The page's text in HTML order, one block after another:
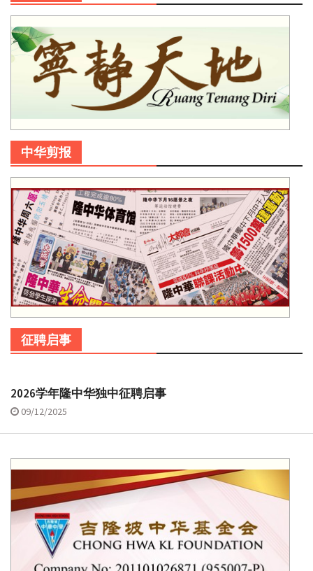
中华剪报
征聘启事
2026学年隆中华独中征聘启事
09/12/2025